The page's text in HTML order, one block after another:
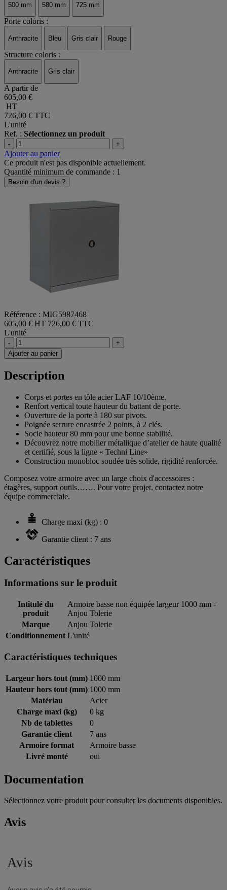
500 mm 580 mm 725 mm
Porte coloris :
Anthracite Bleu Gris clair Rouge
Structure coloris :
Anthracite Gris clair
A partir de
605,00 €
HT
726,00 € TTC
L'unité
Ref. : Sélectionnez un produit
- +
Ajouter au panier
Ce produit n'est pas disponible actuellement.
Quantité minimum de commande : 1
Besoin d'un devis ?
Référence : MIG5987468
605,00 € HT 726,00 € TTC
L'unité
-
+
Ajouter au panier
Description
Corps et portes en tôle acier LAF 10/10ème.
Renfort vertical toute hauteur du battant de porte.
Ouverture de la porte à 180 sur pivots.
Poignée serrure encastrée 2 points, à 2 clés.
Socle hauteur 80 mm pour une bonne stabilité.
Découvrez notre mobilier métallique d’atelier de haute qualité
et certifié, sous la ligne « Techni Line»
Construction monobloc soudée très solide, rigidité renforcée.
Composez votre armoire avec un large choix d'accessoires :
étagères, support outils……. Pour votre projet, contactez notre
équipe commerciale.
Charge maxi (kg) : 0
Garantie client : 7 ans
Caractéristiques
Informations sur le produit
Intitulé du
produit
Armoire basse non équipée largeur 1000 mm -
Anjou Tolerie
Marque
Anjou Tolerie
Conditionnement L'unité
Caractéristiques techniques
Largeur hors tout (mm) 1000 mm
Hauteur hors tout (mm) 1000 mm
Matériau
Acier
Charge maxi (kg)
0 kg
Nb de tablettes
0
Garantie client
7 ans
Armoire format
Armoire basse
Livré monté
oui
Documentation
Sélectionnez votre produit pour consulter les documents disponibles.
Avis